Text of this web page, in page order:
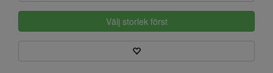
Välj storlek först